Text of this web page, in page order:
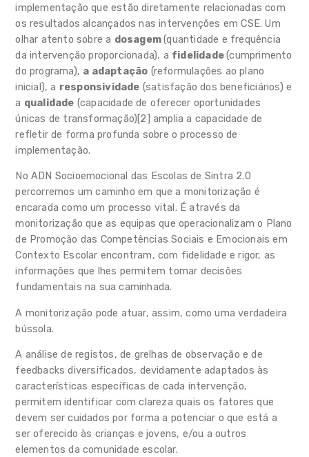
Linha Temporal
Rede Equipamentos Lúdicos
Centro Qualifica Município de
Sintra
Notícias Link Externo
Guias e Recursos
Impressos e formulários
Perguntas Frequentes
Contactos
implementação que estão diretamente relacionadas com
os resultados alcançados nas intervenções em CSE. Um
olhar atento sobre a dosagem(quantidade e frequência
da intervenção proporcionada), a fidelidade(cumprimento
do programa), a adaptação (reformulações ao plano
inicial), a responsividade (satisfação dos beneficiários) e
a qualidade (capacidade de oferecer oportunidades
únicas de transformação)[2] amplia a capacidade de
refletir de forma profunda sobre o processo de
implementação.
No ADN Socioemocional das Escolas de Sintra 2.0
percorremos um caminho em que a monitorização é
encarada como um processo vital. É através da
monitorização que as equipas que operacionalizam o Plano
de Promoção das Competências Sociais e Emocionais em
Contexto Escolar encontram, com fidelidade e rigor, as
informações que lhes permitem tomar decisões
fundamentais na sua caminhada.
A monitorização pode atuar, assim, como uma verdadeira
bússola.
A análise de registos, de grelhas de observação e de
feedbacks diversificados, devidamente adaptados às
características específicas de cada intervenção,
permitem identificar com clareza quais os fatores que
devem ser cuidados por forma a potenciar o que está a
ser oferecido às crianças e jovens, e/ou a outros
elementos da comunidade escolar.